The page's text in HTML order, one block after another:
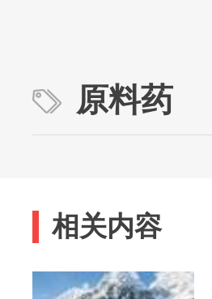
原料药
相关内容